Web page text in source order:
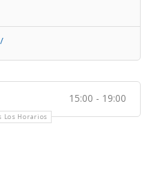
15:00 - 19:00
Los Horarios